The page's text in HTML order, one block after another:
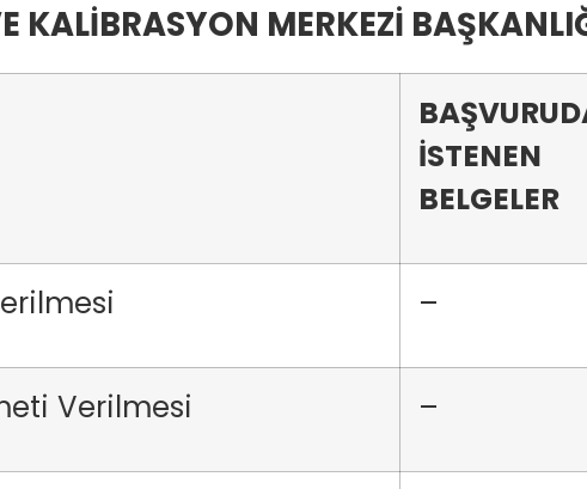
KALİBRASYON MERKEZİ
İSTENEN
BELGELER
–
Verilmesi –